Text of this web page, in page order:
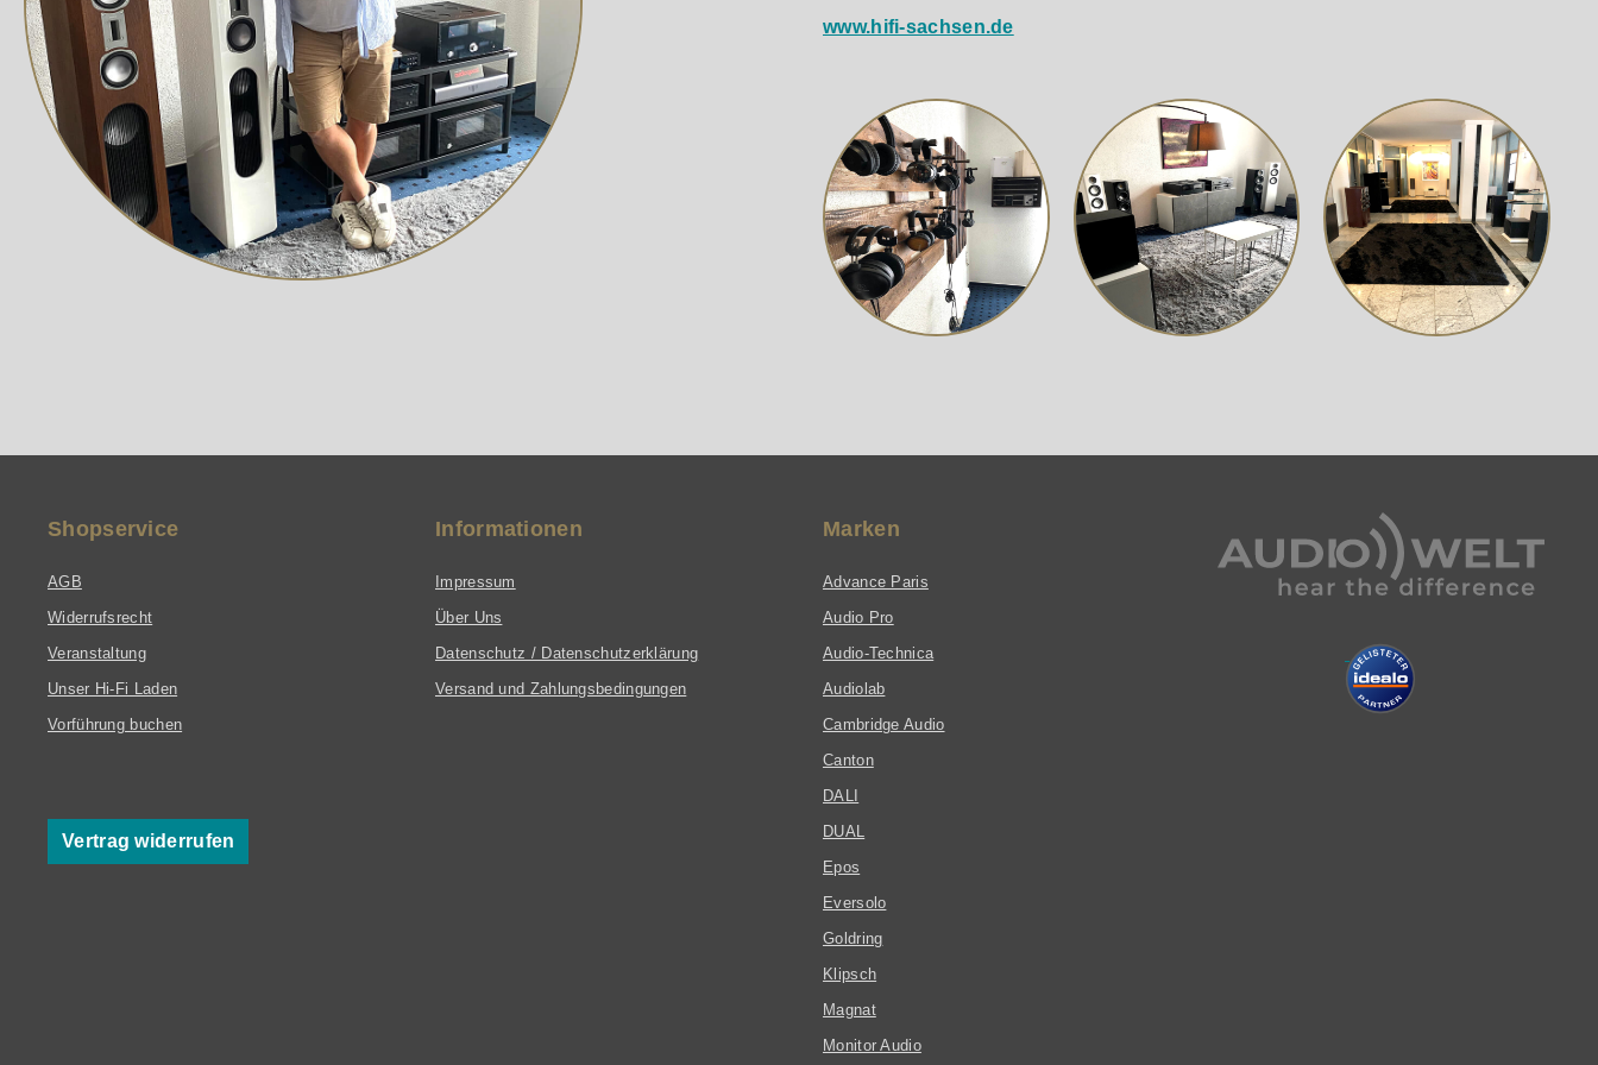
www.hifi-sachsen.de
Shopservice
AGB
Widerrufsrecht
Veranstaltung
Unser Hi-Fi Laden
Vorführung buchen
Vertrag widerrufen
Informationen
Impressum
Über Uns
Datenschutz / Datenschutzerklärung
Versand und Zahlungsbedingungen
Marken
Advance Paris
Audio Pro
Audio-Technica
Audiolab
Cambridge Audio
Canton
DALI
DUAL
Epos
Eversolo
Goldring
Klipsch
Magnat
Monitor Audio